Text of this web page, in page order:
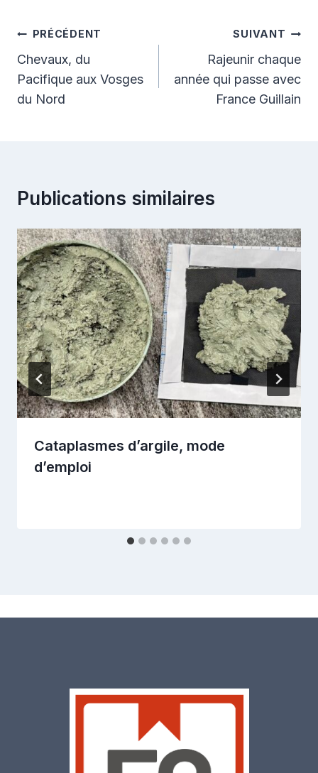
Navigation
de
l’article
PRÉCÉDENT
Chevaux, du
Pacifique aux Vosges
du Nord
SUIVANT
Rajeunir chaque
année qui passe avec
France Guillain
Publications similaires
Cataplasmes d’argile, mode
d’emploi